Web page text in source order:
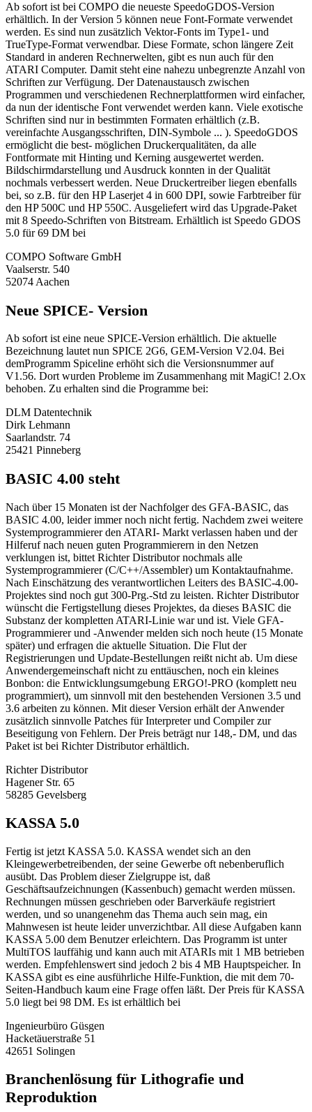
Ab sofort ist bei COMPO die neueste SpeedoGDOS-Version
erhältlich. In der Version 5 können neue Font-Formate verwendet
werden. Es sind nun zusätzlich Vektor-Fonts im Type1- und
TrueType-Format verwendbar. Diese Formate, schon längere Zeit
Standard in anderen Rechnerwelten, gibt es nun auch für den
ATARI Computer. Damit steht eine nahezu unbegrenzte Anzahl von
Schriften zur Verfügung. Der Datenaustausch zwischen
Programmen und verschiedenen Rechnerplattformen wird einfacher,
da nun der identische Font verwendet werden kann. Viele exotische
Schriften sind nur in bestimmten Formaten erhältlich (z.B.
vereinfachte Ausgangsschriften, DIN-Symbole ... ). SpeedoGDOS
ermöglicht die best- möglichen Druckerqualitäten, da alle
Fontformate mit Hinting und Kerning ausgewertet werden.
Bildschirmdarstellung und Ausdruck konnten in der Qualität
nochmals verbessert werden. Neue Druckertreiber liegen ebenfalls
bei, so z.B. für den HP Laserjet 4 in 600 DPI, sowie Farbtreiber für
den HP 500C und HP 550C. Ausgeliefert wird das Upgrade-Paket
mit 8 Speedo-Schriften von Bitstream. Erhältlich ist Speedo GDOS
5.0 für 69 DM bei
COMPO Software GmbH
Vaalserstr. 540
52074 Aachen
Neue SPICE- Version
Ab sofort ist eine neue SPICE-Version erhältlich. Die aktuelle
Bezeichnung lautet nun SPICE 2G6, GEM-Version V2.04. Bei
demProgramm Spiceline erhöht sich die Versionsnummer auf
V1.56. Dort wurden Probleme im Zusammenhang mit MagiC! 2.Ox
behoben. Zu erhalten sind die Programme bei:
DLM Datentechnik
Dirk Lehmann
Saarlandstr. 74
25421 Pinneberg
BASIC 4.00 steht
Nach über 15 Monaten ist der Nachfolger des GFA-BASIC, das
BASIC 4.00, leider immer noch nicht fertig. Nachdem zwei weitere
Systemprogrammierer den ATARI- Markt verlassen haben und der
Hilferuf nach neuen guten Programmierern in den Netzen
verklungen ist, bittet Richter Distributor nochmals alle
Systemprogrammierer (C/C++/Assembler) um Kontaktaufnahme.
Nach Einschätzung des verantwortlichen Leiters des BASIC-4.00-
Projektes sind noch gut 300-Prg.-Std zu leisten. Richter Distributor
wünscht die Fertigstellung dieses Projektes, da dieses BASIC die
Substanz der kompletten ATARI-Linie war und ist. Viele GFA-
Programmierer und -Anwender melden sich noch heute (15 Monate
später) und erfragen die aktuelle Situation. Die Flut der
Registrierungen und Update-Bestellungen reißt nicht ab. Um diese
Anwendergemeinschaft nicht zu enttäuschen, noch ein kleines
Bonbon: die Entwicklungsumgebung ERGO!-PRO (komplett neu
programmiert), um sinnvoll mit den bestehenden Versionen 3.5 und
3.6 arbeiten zu können. Mit dieser Version erhält der Anwender
zusätzlich sinnvolle Patches für Interpreter und Compiler zur
Beseitigung von Fehlern. Der Preis beträgt nur 148,- DM, und das
Paket ist bei Richter Distributor erhältlich.
Richter Distributor
Hagener Str. 65
58285 Gevelsberg
KASSA 5.0
Fertig ist jetzt KASSA 5.0. KASSA wendet sich an den
Kleingewerbetreibenden, der seine Gewerbe oft nebenberuflich
ausübt. Das Problem dieser Zielgruppe ist, daß
Geschäftsaufzeichnungen (Kassenbuch) gemacht werden müssen.
Rechnungen müssen geschrieben oder Barverkäufe registriert
werden, und so unangenehm das Thema auch sein mag, ein
Mahnwesen ist heute leider unverzichtbar. All diese Aufgaben kann
KASSA 5.00 dem Benutzer erleichtern. Das Programm ist unter
MultiTOS lauffähig und kann auch mit ATARIs mit 1 MB betrieben
werden. Empfehlenswert sind jedoch 2 bis 4 MB Hauptspeicher. In
KASSA gibt es eine ausführliche Hilfe-Funktion, die mit dem 70-
Seiten-Handbuch kaum eine Frage offen läßt. Der Preis für KASSA
5.0 liegt bei 98 DM. Es ist erhältlich bei
Ingenieurbüro Güsgen
Hacketäuerstraße 51
42651 Solingen
Branchenlösung für Lithografie und
Reproduktion